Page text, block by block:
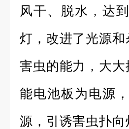
风干、脱水，达
灯，改进了光源
害虫的能力，大
能电池板为电源
源，引诱害虫扑